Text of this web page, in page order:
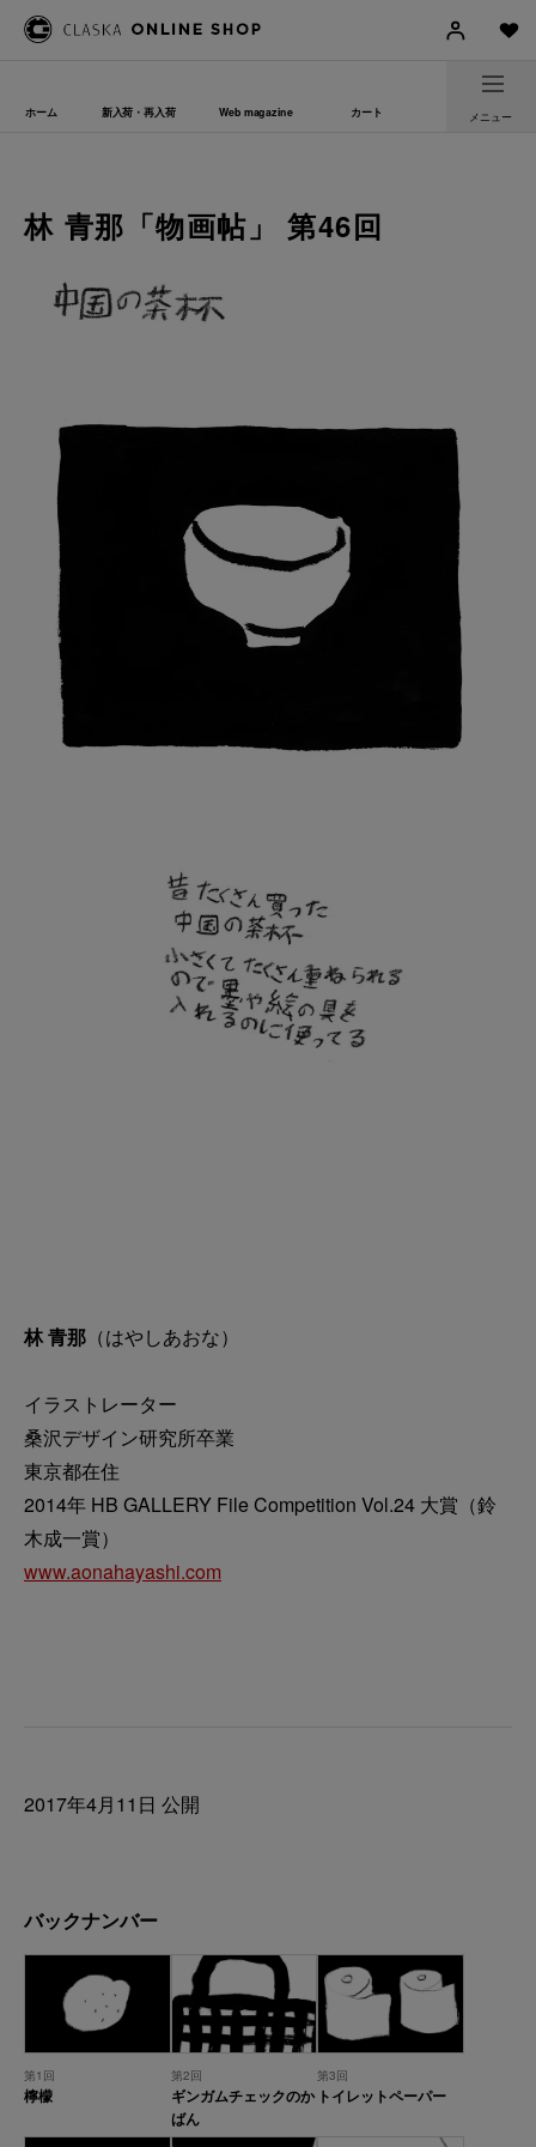
ホーム 新入荷・再入荷 Web magazine カート メニュー
林 青那「物画帖」 第46回
林 青那 （はやしあおな）
イラストレーター
桑沢デザイン研究所卒業
東京都在住
2014年 HB GALLERY File Competition Vol.24 大賞（鈴
木成一賞）
www.aonahayashi.com
2017年4月11日 公開
バックナンバー
第1回
檸檬
第2回
ギンガムチェックのか
ばん
第3回
トイレットペーパー